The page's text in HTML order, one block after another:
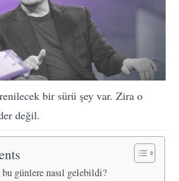
bir sürü şey var. Zira o
değil.
günlere nasıl gelebildi?